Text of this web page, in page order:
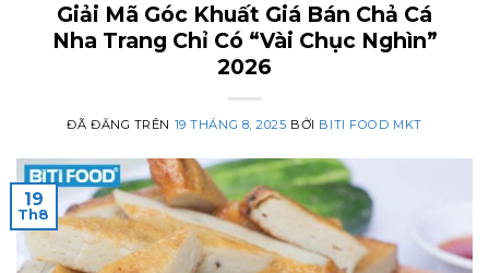
Giải Mã Góc Khuất Giá Bán Chả Cá
Nha Trang Chỉ Có “Vài Chục Nghìn”
2026
ĐÃ ĐĂNG TRÊN 19 THÁNG 8, 2025 BỞI BITI FOOD MKT
19
Th8